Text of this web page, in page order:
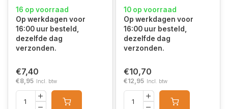
16 op voorraad
Op werkdagen voor
16:00 uur besteld,
dezelfde dag
verzonden.
€7,40
€8,95 Incl. btw
10 op voorraad
Op werkdagen voor
16:00 uur besteld,
dezelfde dag
verzonden.
€10,70
€12,95 Incl. btw